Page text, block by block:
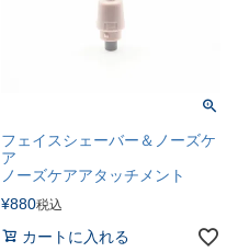
フェイスシェーバー＆ノーズケ
ア
ノーズケアアタッチメント
¥880税込
カートに入れる